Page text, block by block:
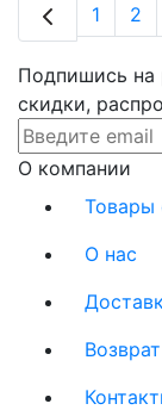
1
2
Подпишись на
скидки,
О компании
Товары
О нас